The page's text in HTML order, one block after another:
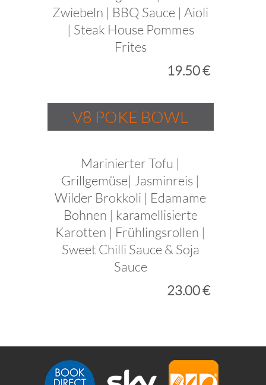
Zwiebeln | BBQ Sauce | Aioli
| Steak House Pommes
Frites
19.50 €
V8 POKE BOWL
Marinierter Tofu |
Grillgemüse| Jasminreis |
Wilder Brokkoli | Edamame
Bohnen | karamellisierte
Karotten | Frühlingsrollen |
Sweet Chilli Sauce & Soja
Sauce
23.00 €